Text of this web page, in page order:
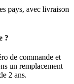
pays, avec livraison
?
de commande et
un remplacement
2 ans.